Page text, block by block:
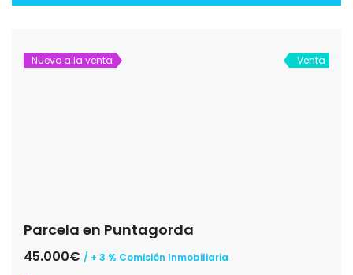
Nuevo a la venta Venta
Parcela en Puntagorda
45.000€ / + 3 % Comisión Inmobiliaria